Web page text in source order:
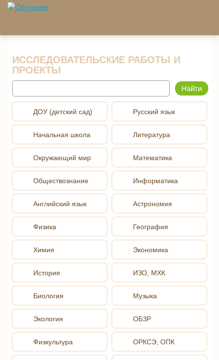
Перейти к основному содержанию
ИССЛЕДОВАТЕЛЬСКИЕ РАБОТЫ И
ПРОЕКТЫ
ДОУ (детский сад)
Начальная школа
Окружающий мир
Обществознание
Английский язык
Русский язык
Литература
Математика
Информатика
Астрономия
Физика
Химия
История
Биология
Экология
География
Экономика
ИЗО, МХК
Музыка
ОБЗР
Физкультура ОРКСЭ, ОПК